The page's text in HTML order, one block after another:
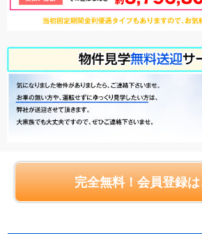
完全無料！会員登録